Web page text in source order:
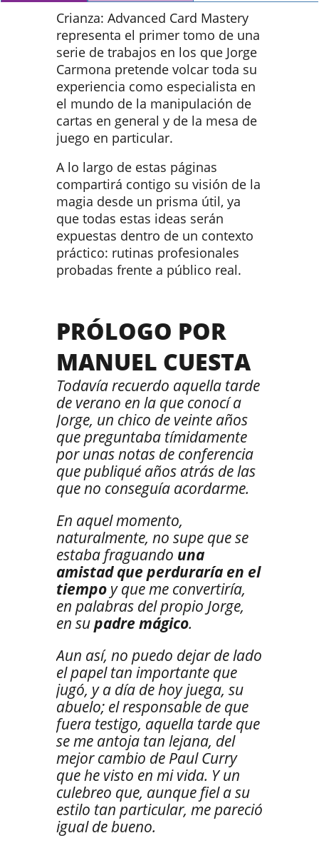
Crianza: Advanced Card Mastery
representa el primer tomo de una
serie de trabajos en los que Jorge
Carmona pretende volcar toda su
experiencia como especialista en
el mundo de la manipulación de
cartas en general y de la mesa de
juego en particular.
A lo largo de estas páginas
compartirá contigo su visión de la
magia desde un prisma útil, ya
que todas estas ideas serán
expuestas dentro de un contexto
práctico: rutinas profesionales
probadas frente a público real.
PRÓLOGO POR
MANUEL CUESTA
Todavía recuerdo aquella tarde
de verano en la que conocí a
Jorge, un chico de veinte años
que preguntaba tímidamente
por unas notas de conferencia
que publiqué años atrás de las
que no conseguía acordarme.
En aquel momento,
naturalmente, no supe que se
estaba fraguando una
amistad que perduraría en el
tiempo y que me convertiría,
en palabras del propio Jorge,
en supadre mágico.
Aun así, no puedo dejar de lado
el papel tan importante que
jugó, y a día de hoy juega, su
abuelo; el responsable de que
fuera testigo, aquella tarde que
se me antoja tan lejana, del
mejor cambio de Paul Curry
que he visto en mi vida. Y un
culebreo que, aunque fiel a su
estilo tan particular, me pareció
igual de bueno.